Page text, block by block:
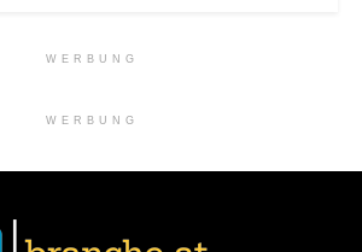
WERBUNG
WERBUNG